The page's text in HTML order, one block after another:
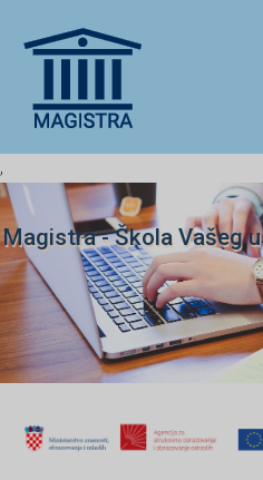
,
Magistra - Škola Vašeg